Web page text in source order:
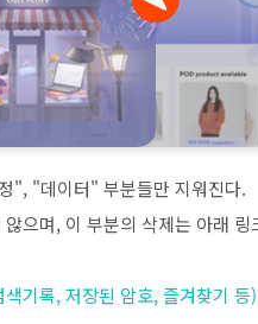
", "데이터" 부분들만 지워진다.
으며, 이 부분의 삭제는 아래
기록, 저장된 암호, 즐겨찾기 등)